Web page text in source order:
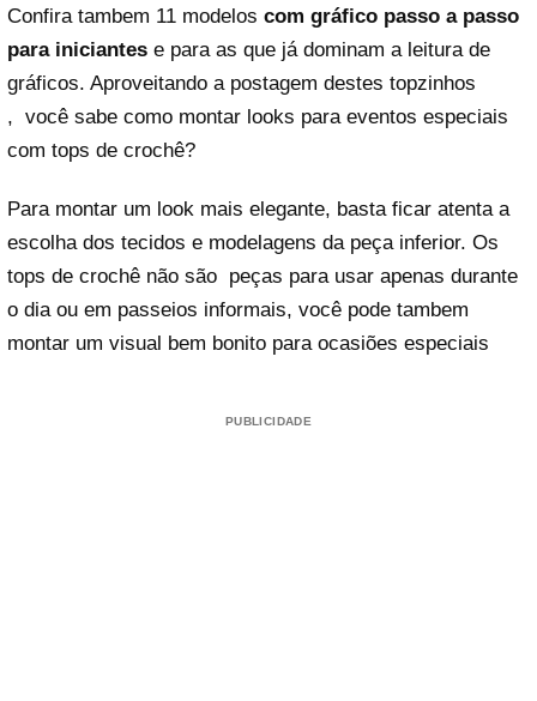
Confira tambem 11 modelos com gráfico passo a passo
para iniciantes e para as que já dominam a leitura de
gráficos. Aproveitando a postagem destes topzinhos
, você sabe como montar looks para eventos especiais
com tops de crochê?
Para montar um look mais elegante, basta ficar atenta a
escolha dos tecidos e modelagens da peça inferior. Os
tops de crochê não são peças para usar apenas durante
o dia ou em passeios informais, você pode tambem
montar um visual bem bonito para ocasiões especiais
PUBLICIDADE